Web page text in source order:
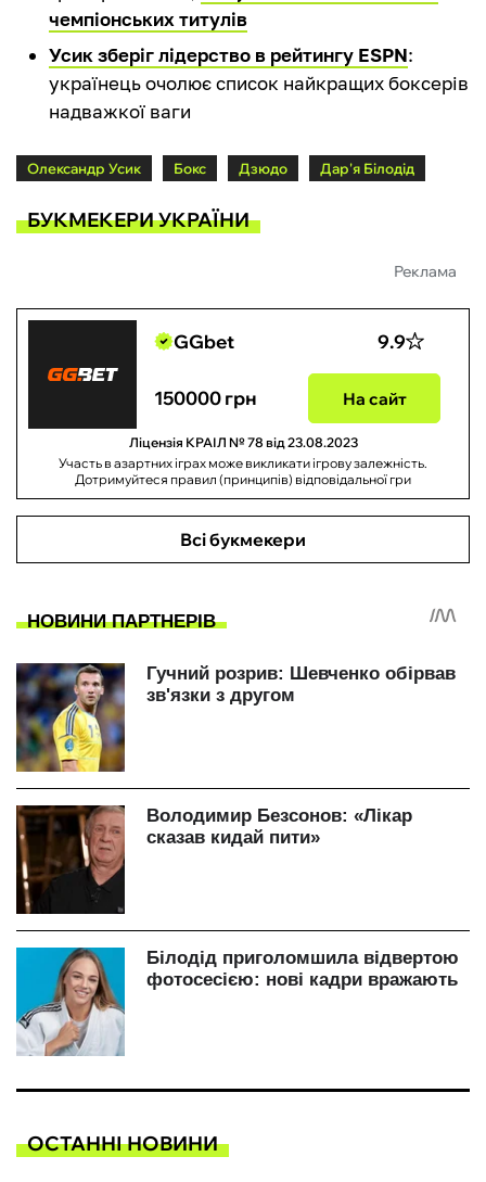
чемпіонських титулів
Усик зберіг лідерство в рейтингу ESPN:
українець очолює список найкращих боксерів
надважкої ваги
Олександр Усик Бокс Дзюдо Дар'я Білодід
БУКМЕКЕРИ УКРАЇНИ
Реклама
GGbet 9.9
150000 грн На сайт
Ліцензія КРАІЛ № 78 від 23.08.2023
Участь в азартних іграх може викликати ігрову залежність.
Дотримуйтеся правил (принципів) відповідальної гри
Всі букмекери
ОСТАННІ НОВИНИ